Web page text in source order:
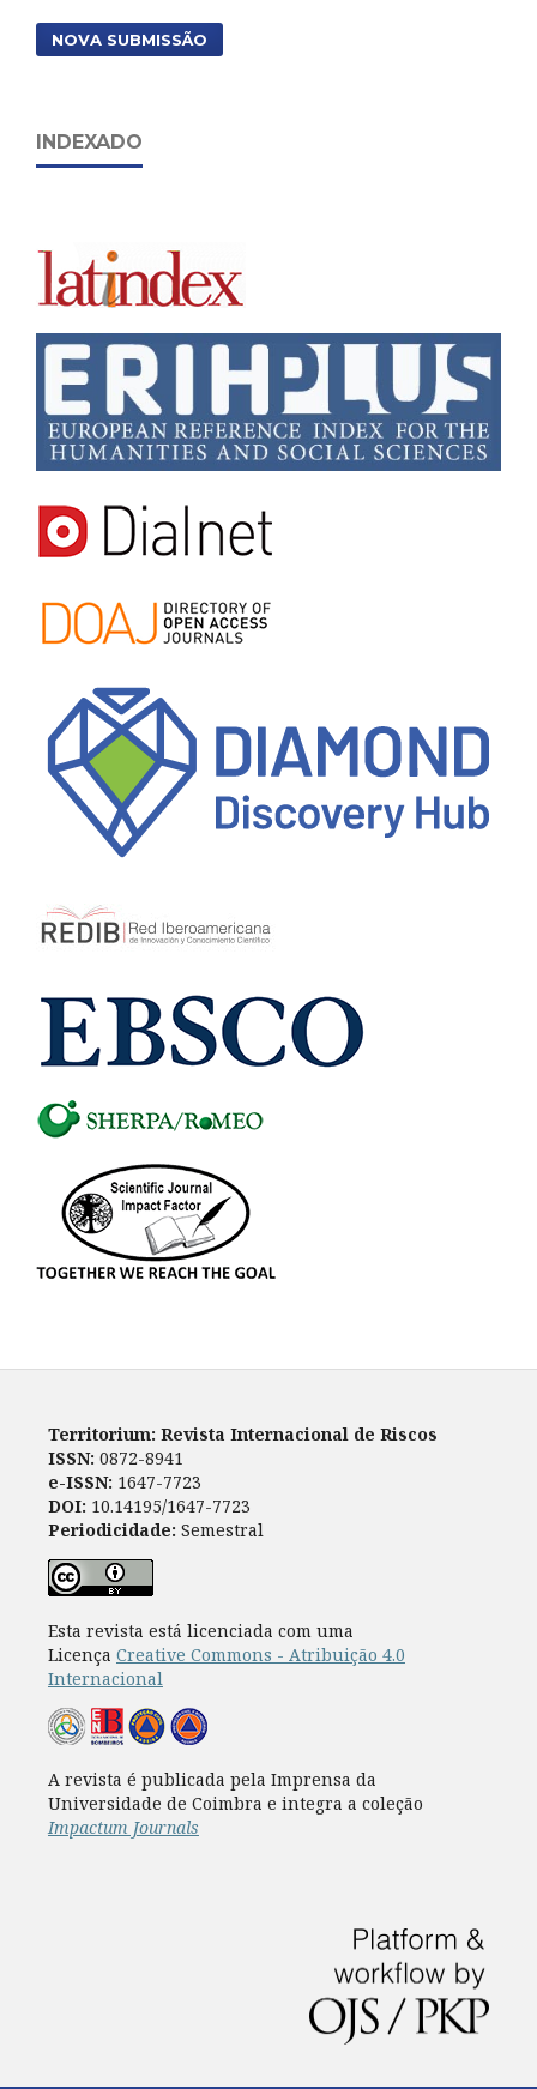
NOVA SUBMISSÃO
INDEXADO
Territorium: Revista Internacional de Riscos
ISSN: 0872-8941
e-ISSN: 1647-7723
DOI: 10.14195/1647-7723
Periodicidade: Semestral
Esta revista está licenciada com uma
Licença Creative Commons - Atribuição 4.0
Internacional
A revista é publicada pela Imprensa da
Universidade de Coimbra e integra a coleção
Impactum Journals